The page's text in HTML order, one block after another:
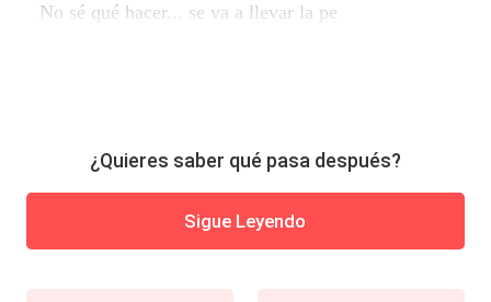
No sé qué hacer... se va a llevar la pe
¿Quieres saber qué pasa después?
Sigue Leyendo